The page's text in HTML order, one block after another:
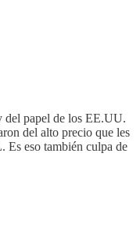
del papel de los EE.UU.
del alto precio que les
Es eso también culpa de